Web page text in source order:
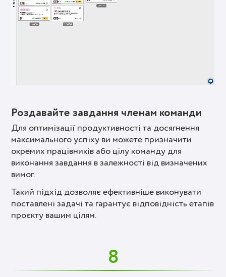
Роздавайте завдання членам команди
Для оптимізації продуктивності та досягнення
максимального успіху ви можете призначити
окремих працівників або цілу команду для
виконання завдання в залежності від визначених
вимог.
Такий підхід дозволяє ефективніше виконувати
поставлені задачі та гарантує відповідність етапів
проєкту вашим цілям.
8